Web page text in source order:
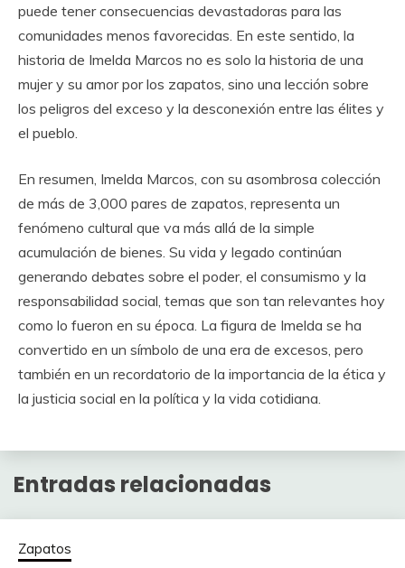
puede tener consecuencias devastadoras para las
comunidades menos favorecidas. En este sentido, la
historia de Imelda Marcos no es solo la historia de una
mujer y su amor por los zapatos, sino una lección sobre
los peligros del exceso y la desconexión entre las élites y
el pueblo.
En resumen, Imelda Marcos, con su asombrosa colección
de más de 3,000 pares de zapatos, representa un
fenómeno cultural que va más allá de la simple
acumulación de bienes. Su vida y legado continúan
generando debates sobre el poder, el consumismo y la
responsabilidad social, temas que son tan relevantes hoy
como lo fueron en su época. La figura de Imelda se ha
convertido en un símbolo de una era de excesos, pero
también en un recordatorio de la importancia de la ética y
la justicia social en la política y la vida cotidiana.
Entradas relacionadas
Zapatos